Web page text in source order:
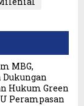
MBG,
Dukungan
Hukum Green
Perampasan